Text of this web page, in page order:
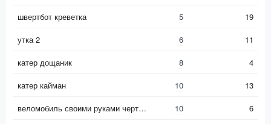
швертбот креветка
5
19
утка 2
6
11
катер дощаник
8
4
катер кайман
10
13
веломобиль своими руками чертежи
10
6